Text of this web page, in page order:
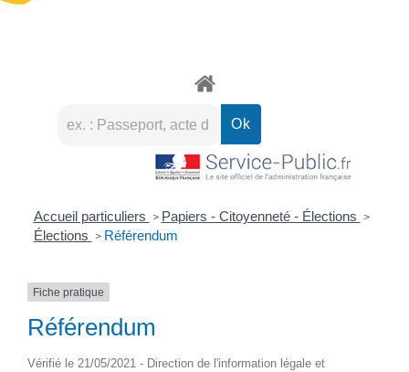
Accueil particuliers > Papiers - Citoyenneté - Élections >
Élections > Référendum
Fiche pratique
Référendum
Vérifié le 21/05/2021 - Direction de l'information légale et